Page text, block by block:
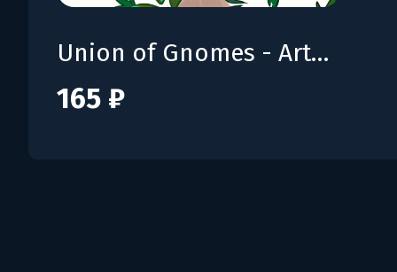
Union of Gnomes - Artbook
165 ₽